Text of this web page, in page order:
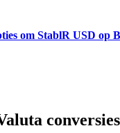
om StablR USD op
conversies